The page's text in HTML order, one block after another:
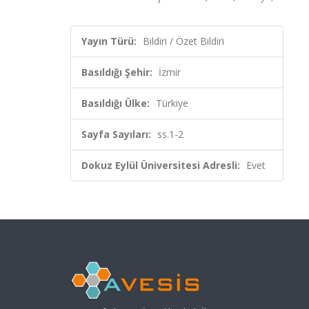
Yayın Türü: Bildiri / Özet Bildiri
Basıldığı Şehir: İzmir
Basıldığı Ülke: Türkiye
Sayfa Sayıları: ss.1-2
Dokuz Eylül Üniversitesi Adresli: Evet